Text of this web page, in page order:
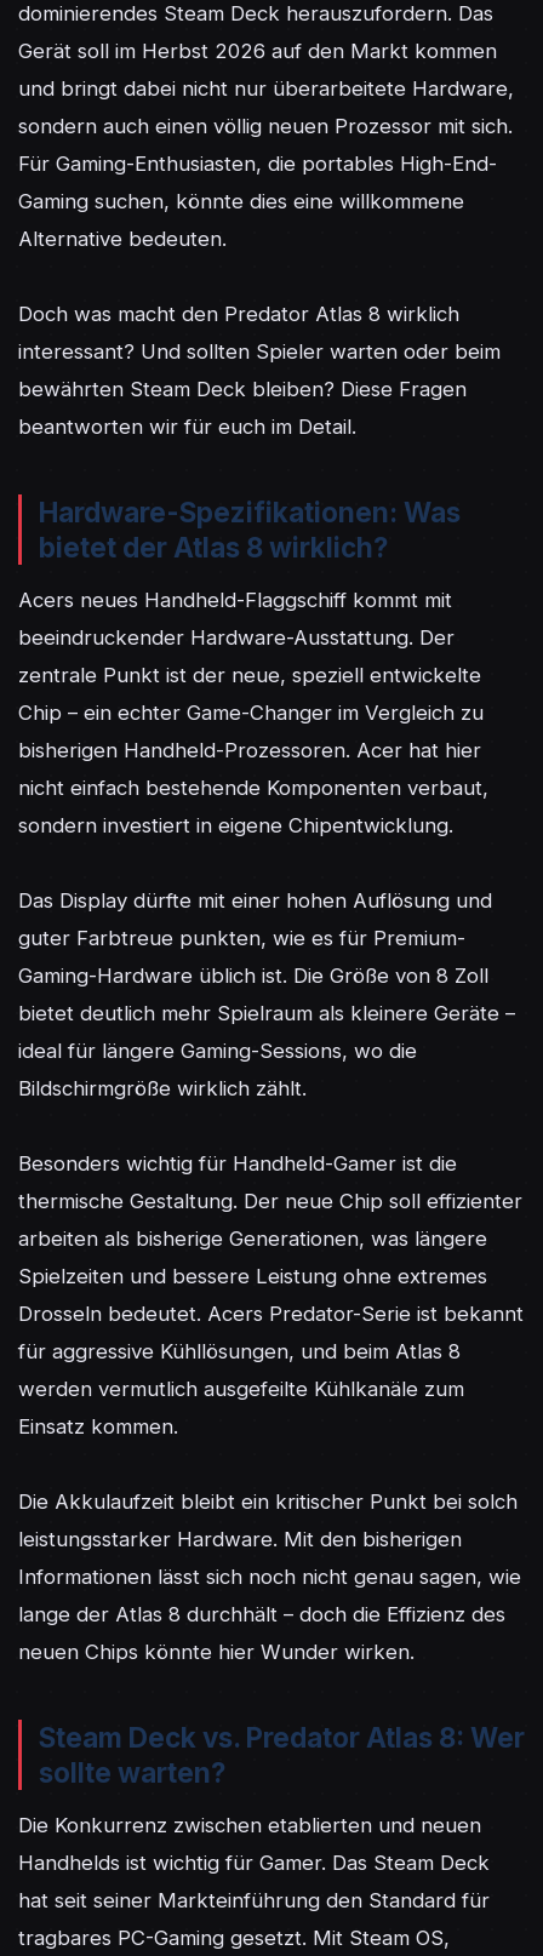
dominierendes Steam Deck herauszufordern. Das
Gerät soll im Herbst 2026 auf den Markt kommen
und bringt dabei nicht nur überarbeitete Hardware,
sondern auch einen völlig neuen Prozessor mit sich.
Für Gaming-Enthusiasten, die portables High-End-
Gaming suchen, könnte dies eine willkommene
Alternative bedeuten.
Doch was macht den Predator Atlas 8 wirklich
interessant? Und sollten Spieler warten oder beim
bewährten Steam Deck bleiben? Diese Fragen
beantworten wir für euch im Detail.
Hardware-Spezifikationen: Was
bietet der Atlas 8 wirklich?
Acers neues Handheld-Flaggschiff kommt mit
beeindruckender Hardware-Ausstattung. Der
zentrale Punkt ist der neue, speziell entwickelte
Chip – ein echter Game-Changer im Vergleich zu
bisherigen Handheld-Prozessoren. Acer hat hier
nicht einfach bestehende Komponenten verbaut,
sondern investiert in eigene Chipentwicklung.
Das Display dürfte mit einer hohen Auflösung und
guter Farbtreue punkten, wie es für Premium-
Gaming-Hardware üblich ist. Die Größe von 8 Zoll
bietet deutlich mehr Spielraum als kleinere Geräte –
ideal für längere Gaming-Sessions, wo die
Bildschirmgröße wirklich zählt.
Besonders wichtig für Handheld-Gamer ist die
thermische Gestaltung. Der neue Chip soll effizienter
arbeiten als bisherige Generationen, was längere
Spielzeiten und bessere Leistung ohne extremes
Drosseln bedeutet. Acers Predator-Serie ist bekannt
für aggressive Kühllösungen, und beim Atlas 8
werden vermutlich ausgefeilte Kühlkanäle zum
Einsatz kommen.
Die Akkulaufzeit bleibt ein kritischer Punkt bei solch
leistungsstarker Hardware. Mit den bisherigen
Informationen lässt sich noch nicht genau sagen, wie
lange der Atlas 8 durchhält – doch die Effizienz des
neuen Chips könnte hier Wunder wirken.
Steam Deck vs. Predator Atlas 8: Wer
sollte warten?
Die Konkurrenz zwischen etablierten und neuen
Handhelds ist wichtig für Gamer. Das Steam Deck
hat seit seiner Markteinführung den Standard für
tragbares PC-Gaming gesetzt. Mit Steam OS,